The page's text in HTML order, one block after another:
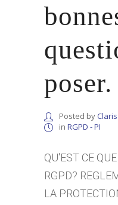
poser.
Posted by
in RGPD - PI
QU'EST CE
RGPD?
LA